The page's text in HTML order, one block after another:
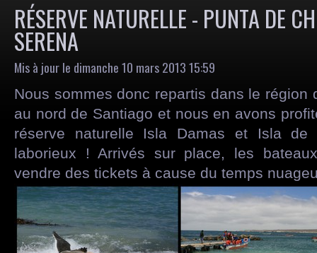
RÉSERVE NATURELLE - PUNTA DE
SERENA
Mis à jour le dimanche 10 mars 2013 15:59
Nous sommes donc repartis dans le région
au nord de Santiago et nous en avons
réserve naturelle Isla Damas et Isla de
laborieux ! Arrivés sur place, les
vendre des tickets à cause du temps